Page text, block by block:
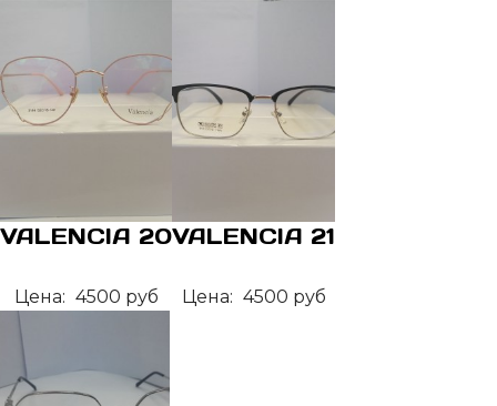
VALENCIA 20
Цена: 4500 руб
VALENCIA 21
Цена: 4500 руб